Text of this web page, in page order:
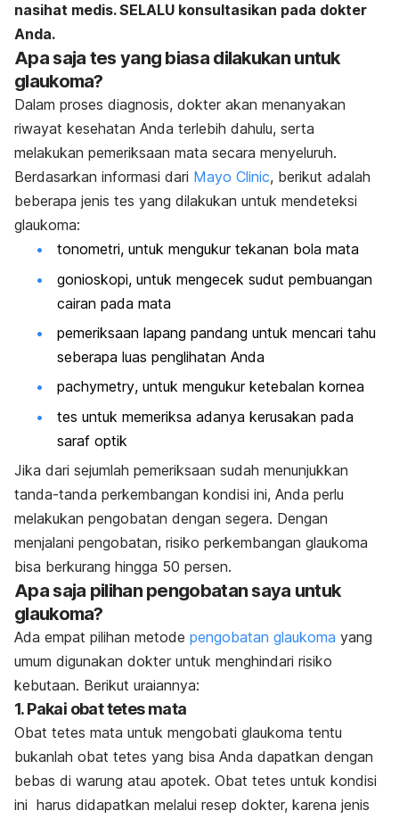
nasihat medis. SELALU konsultasikan pada dokter
Anda.
Apa saja tes yang biasa dilakukan untuk
glaukoma?
Dalam proses diagnosis, dokter akan menanyakan
riwayat kesehatan Anda terlebih dahulu, serta
melakukan pemeriksaan mata secara menyeluruh.
Berdasarkan informasi dari Mayo Clinic, berikut adalah
beberapa jenis tes yang dilakukan untuk mendeteksi
glaukoma:
tonometri, untuk mengukur tekanan bola mata
gonioskopi, untuk mengecek sudut pembuangan
cairan pada mata
pemeriksaan lapang pandang untuk mencari tahu
seberapa luas penglihatan Anda
pachymetry, untuk mengukur ketebalan kornea
tes untuk memeriksa adanya kerusakan pada
saraf optik
Jika dari sejumlah pemeriksaan sudah menunjukkan
tanda-tanda perkembangan kondisi ini, Anda perlu
melakukan pengobatan dengan segera. Dengan
menjalani pengobatan, risiko perkembangan glaukoma
bisa berkurang hingga 50 persen.
Apa saja pilihan pengobatan saya untuk
glaukoma?
Ada empat pilihan metode pengobatan glaukoma yang
umum digunakan dokter untuk menghindari risiko
kebutaan. Berikut uraiannya:
1. Pakai obat tetes mata
Obat tetes mata untuk mengobati glaukoma tentu
bukanlah obat tetes yang bisa Anda dapatkan dengan
bebas di warung atau apotek. Obat tetes untuk kondisi
ini harus didapatkan melalui resep dokter, karena jenis